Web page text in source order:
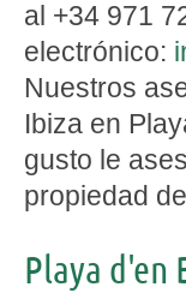
al +34 971
electrónico:
Nuestros
Ibiza en
gusto le
propiedad
Playa d'en